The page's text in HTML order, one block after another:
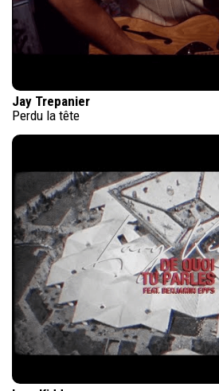
Jay Trepanier
Perdu la tête